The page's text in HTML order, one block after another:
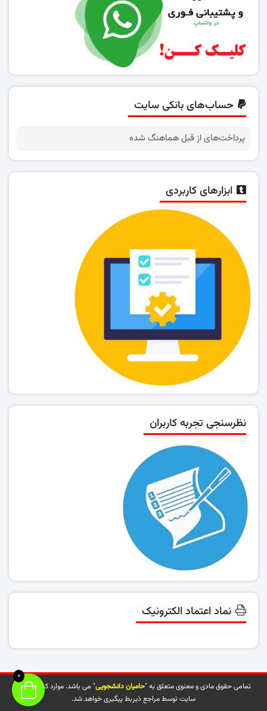
حساب‌های بانکی سایت
پرداخت‌های از قبل هماهنگ شده
ابزارهای کاربردی
نظرسنجی تجربه کاربران
نماد اعتماد الکترونیک
تمامی حقوق مادی و معنوی متعلق به "حامیان دانشجویی" می باشد. موارد کپی شده از
سایت توسط مراجع ذیربط پیگیری خواهد شد.
0